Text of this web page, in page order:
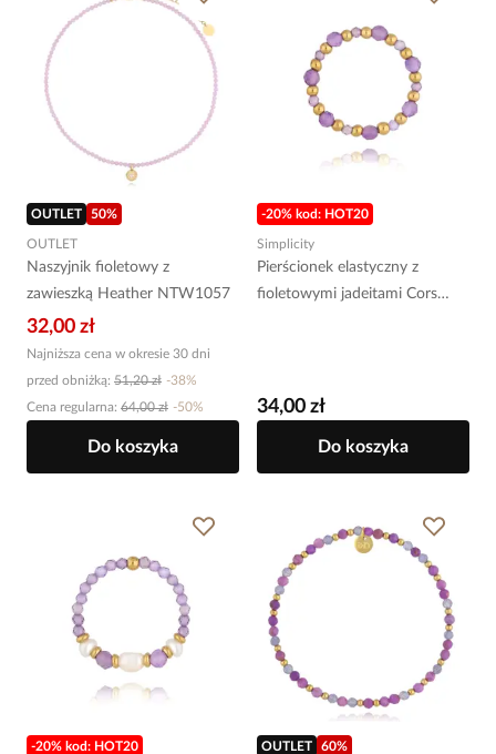
OUTLET 50%
OUTLET
Naszyjnik fioletowy z
zawieszką Heather NTW1057
32,00 zł
Najniższa cena w okresie 30 dni
przed obniżką: 51,20 zł -38%
Cena regularna: 64,00 zł -50%
Do koszyka
-20% kod: HOT20
Simplicity
Pierścionek elastyczny z
fioletowymi jadeitami Cors
34,00 zł
Do koszyka
-20% kod: HOT20 OUTLET 60%